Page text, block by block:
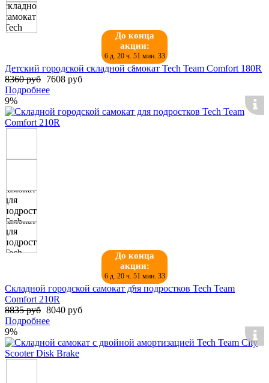
До конца
акции:
6 д. 20 ч. 51 мин. 32
с.
Детский городской складной самокат Tech Team Comfort 180R
8360 руб 7608 руб
Подробнее
9%
До конца
акции:
6 д. 20 ч. 51 мин. 32
с.
Складной городской самокат для подростков Tech Team
Comfort 210R
8835 руб 8040 руб
Подробнее
9%